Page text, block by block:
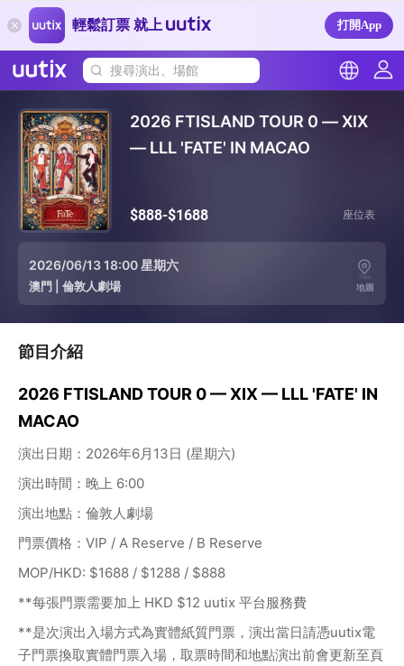
輕鬆訂票 就上 打開App
搜尋演出、場館
2026 FTISLAND TOUR 0 — XIX
— LLL 'FATE' IN MACAO
$888-$1688 座位表
2026/06/13 18:00 星期六
澳門 倫敦人劇場 地圖
節目介紹
2026 FTISLAND TOUR 0 — XIX — LLL 'FATE' IN
MACAO
演出日期：2026年6月13日 (星期六)
演出時間：晚上 6:00
演出地點：倫敦人劇場
門票價格：VIP / A Reserve / B Reserve
MOP/HKD: $1688 / $1288 / $888
**每張門票需要加上 HKD $12 uutix 平台服務費
**是次演出入場方式為實體紙質門票，演出當日請憑uutix電
子門票換取實體門票入場，取票時間和地點演出前會更新至頁